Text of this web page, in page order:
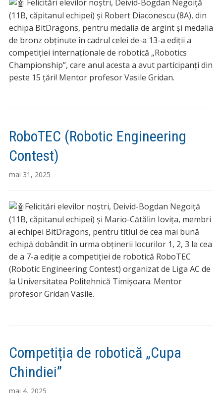
Felicitări elevilor noștri, Deivid-Bogdan Negoiță
(11B, căpitanul echipei) și Robert Diaconescu (8A), din
echipa BitDragons, pentru medalia de argint și medalia
de bronz obținute în cadrul celei de-a 13-a ediții a
competiției internaționale de robotică „Robotics
Championship”, care anul acesta a avut participanți din
peste 15 țări! Mentor profesor Vasile Gridan.
RoboTEC (Robotic Engineering
Contest)
mai 31, 2025
Felicitări elevilor noștri, Deivid-Bogdan Negoiță
(11B, căpitanul echipei) și Mario-Cătălin Iovița, membri
ai echipei BitDragons, pentru titlul de cea mai bună
echipă dobândit în urma obținerii locurilor 1, 2, 3 la cea
de a 7-a ediție a competiției de robotică RoboTEC
(Robotic Engineering Contest) organizat de Liga AC de
la Universitatea Politehnică Timișoara. Mentor
profesor Gridan Vasile.
Competiția de robotică „Cupa
Chindiei”
mai 4, 2025